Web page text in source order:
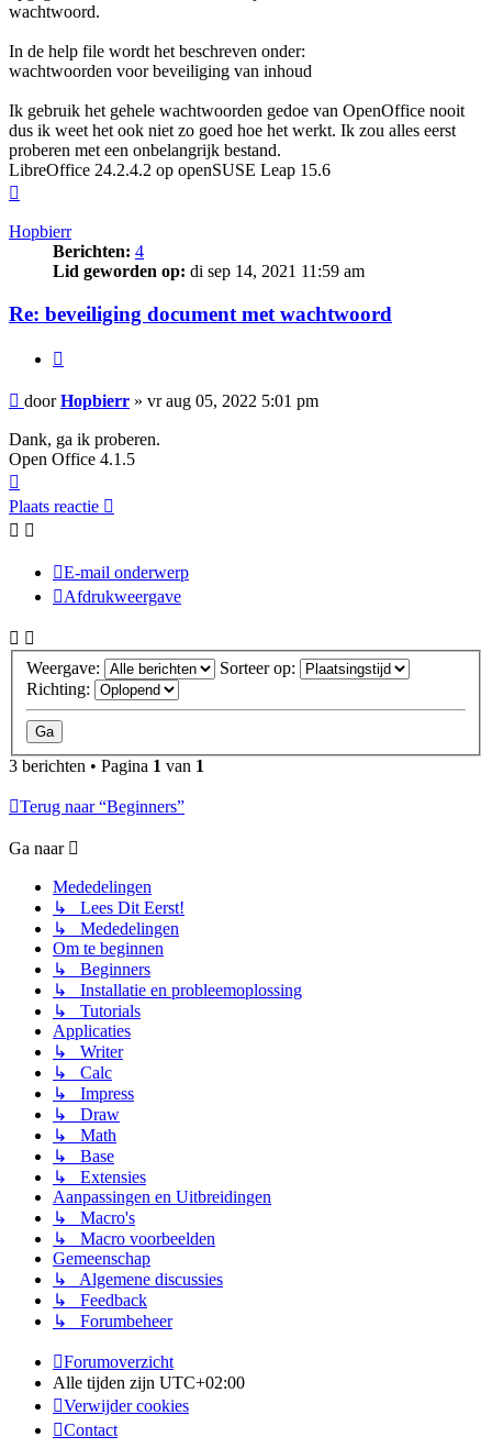
wachtwoord.
In de help file wordt het beschreven onder:
wachtwoorden voor beveiliging van inhoud
Ik gebruik het gehele wachtwoorden gedoe van OpenOffice nooit
dus ik weet het ook niet zo goed hoe het werkt. Ik zou alles eerst
proberen met een onbelangrijk bestand.
LibreOffice 24.2.4.2 op openSUSE Leap 15.6
Hopbierr
Berichten: 4
Lid geworden op: di sep 14, 2021 11:59 am
Re: beveiliging document met wachtwoord
Bericht
doorHopbierr » vr aug 05, 2022 5:01 pm
Dank, ga ik proberen.
Open Office 4.1.5
Plaats reactie
E-mail onderwerp
Afdrukweergave
Weergave:
Sorteer op:
Richting:
3 berichten • Pagina 1 van 1
Terug naar “Beginners”
Ga naar
Mededelingen
↳ Lees Dit Eerst!
↳ Mededelingen
Om te beginnen
↳ Beginners
↳ Installatie en probleemoplossing
↳ Tutorials
Applicaties
↳ Writer
↳ Calc
↳ Impress
↳ Draw
↳ Math
↳ Base
↳ Extensies
Aanpassingen en Uitbreidingen
↳ Macro's
↳ Macro voorbeelden
Gemeenschap
↳ Algemene discussies
↳ Feedback
↳ Forumbeheer
Forumoverzicht
Alle tijden zijn UTC+02:00
Verwijder cookies
Contact